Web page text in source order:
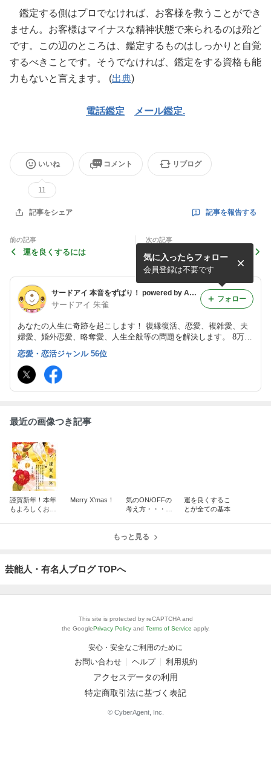
鑑定する側はプロでなければ、お客様を救うことができ
ません。お客様はマイナスな精神状態で来られるのは殆ど
です。この辺のところは、鑑定するものはしっかりと自覚
するべきことです。そうでなければ、鑑定をする資格も能
力もないと言えます。 (出典)
電話鑑定 メール鑑定.
いいね
11
コメント リブログ
記事をシェア 記事を報告する
前の記事
運を良くするには
次の記事
只今、鑑定予約がいっぱいで
す。ありがとうございます。
ただ・・・・・
サードアイ 本音をずばり！ powered by Ameba
サードアイ 朱雀
あなたの人生に奇跡を起こします！ 復縁復活、恋愛、複雑愛、夫
婦愛、婚外恋愛、略奪愛、人生全般等の問題を解決します。 8万件
（私一人で）を超える実績の鑑定！脅威の的中率！脅威の願望成就
率！を誇ります。真言密教 朱雀流気功 朱雀流行法 朱雀流秘術 霊
視･霊感鑑定
気に入ったらフォロー
会員登録は不要です
フォロー
恋愛・恋活ジャンル 56位
最近の画像つき記事
謹賀新年！本年
もよろしくお願
Merry X'mas！
気のON/OFFの
考え方・・・秘
運を良くするこ
とが全ての基本
もっと見る
芸能人・有名人ブログ TOPへ
This site is protected by reCAPTCHA and
the GooglePrivacy Policy and Terms of Service apply.
安心・安全なご利用のために
お問い合わせ ヘルプ 利用規約
アクセスデータの利用
特定商取引法に基づく表記
© CyberAgent, Inc.